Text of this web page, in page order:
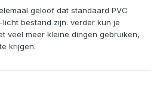
geloof dat standaard PVC
bestand zijn. verder kun je
veel meer kleine dingen gebruiken,
krijgen.